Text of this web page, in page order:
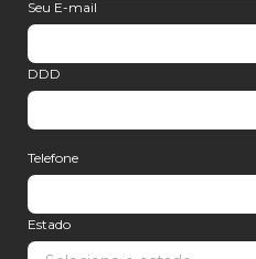
Seu E-mail
DDD
Telefone
Estado